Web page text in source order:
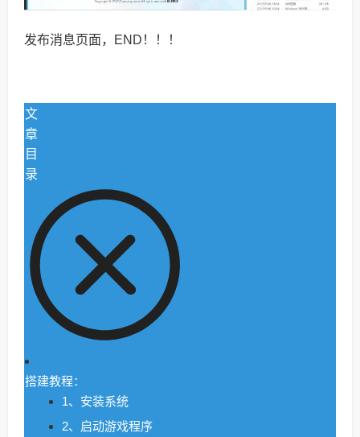
发布消息页面，END！！！
文
章
目
录
搭建教程：
1、安装系统
2、启动游戏程序